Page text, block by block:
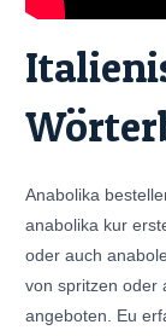
Anabolika
anabolika kur
oder auch
von spritzen oder
angeboten. Eu